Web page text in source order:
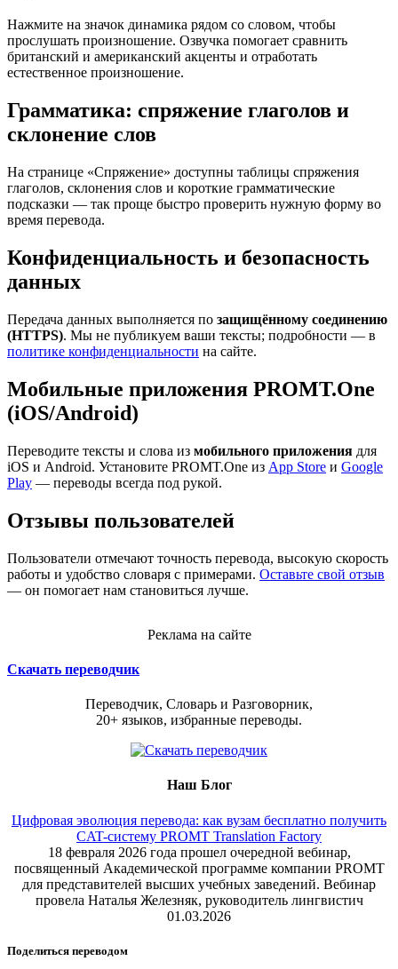
Нажмите на значок динамика рядом со словом, чтобы
прослушать произношение. Озвучка помогает сравнить
британский и американский акценты и отработать
естественное произношение.
Грамматика: спряжение глаголов и
склонение слов
На странице «Спряжение» доступны таблицы спряжения
глаголов, склонения слов и короткие грамматические
подсказки — так проще быстро проверить нужную форму во
время перевода.
Конфиденциальность и безопасность
данных
Передача данных выполняется по защищённому соединению
(HTTPS). Мы не публикуем ваши тексты; подробности — в
политике конфиденциальности на сайте.
Мобильные приложения PROMT.One
(iOS/Android)
Переводите тексты и слова из мобильного приложения для
iOS и Android. Установите PROMT.One из App Store и Google
Play — переводы всегда под рукой.
Отзывы пользователей
Пользователи отмечают точность перевода, высокую скорость
работы и удобство словаря с примерами. Оставьте свой отзыв
— он помогает нам становиться лучше.
Реклама на сайте
Скачать переводчик
Переводчик, Словарь и Разговорник,
20+ языков, избранные переводы.
Наш Блог
Цифровая эволюция перевода: как вузам бесплатно получить
CAT-систему PROMT Translation Factory
18 февраля 2026 года прошел очередной вебинар,
посвященный Академической программе компании PROMT
для представителей высших учебных заведений. Вебинар
провела Наталья Железняк, руководитель лингвистич
01.03.2026
Поделиться переводом